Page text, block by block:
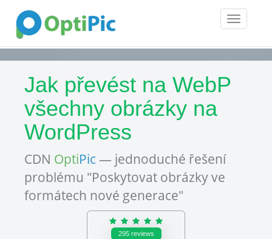
Toggle
Jak převést na WebP
všechny obrázky na
WordPress
CDN OptiPic — jednoduché řešení
problému "Poskytovat obrázky ve
formátech nové generace"
295 reviews